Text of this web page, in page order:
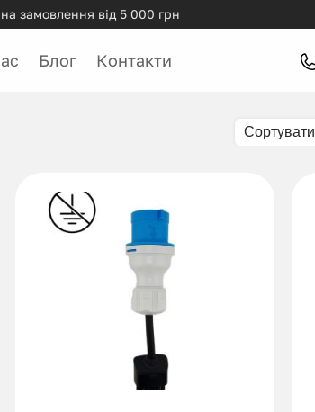
замовлення від 5 000 грн
Блог Контакти